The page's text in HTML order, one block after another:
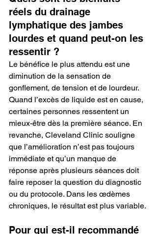
réels du drainage
lymphatique des jambes
lourdes et quand peut-on les
ressentir ?
Le bénéfice le plus attendu est une
diminution de la sensation de
gonflement, de tension et de lourdeur.
Quand l’excès de liquide est en cause,
certaines personnes ressentent un
mieux-être dès la première séance. En
revanche, Cleveland Clinic souligne
que l’amélioration n’est pas toujours
immédiate et qu’un manque de
réponse après plusieurs séances doit
faire reposer la question du diagnostic
ou du protocole. Dans les œdèmes
chroniques, le résultat est plus variable.
Pour qui est-il recommandé